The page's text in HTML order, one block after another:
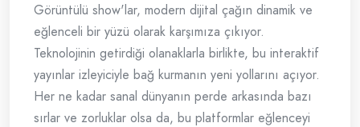
Görüntülü show'lar, modern dijital çağın dinamik ve
eğlenceli bir yüzü olarak karşımıza çıkıyor.
Teknolojinin getirdiği olanaklarla birlikte, bu interaktif
yayınlar izleyiciyle bağ kurmanın yeni yollarını açıyor.
Her ne kadar sanal dünyanın perde arkasında bazı
sırlar ve zorluklar olsa da, bu platformlar eğlenceyi